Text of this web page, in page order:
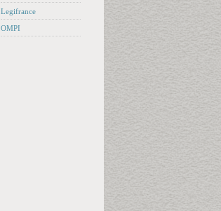
Legifrance
OMPI